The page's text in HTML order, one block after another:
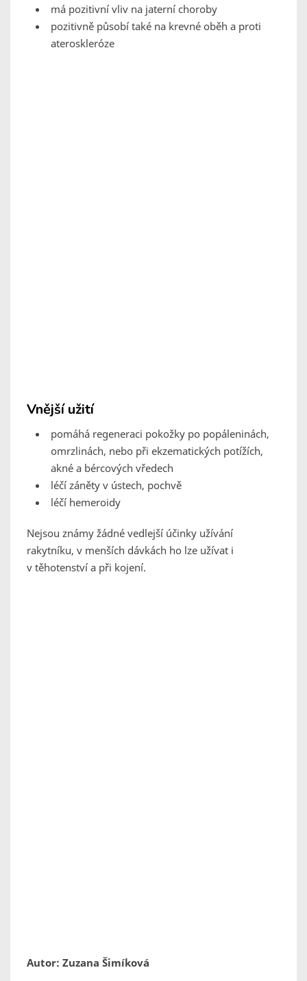
má pozitivní vliv na jaterní choroby
pozitivně působí také na krevné oběh a proti
ateroskleróze
Vnější užití
pomáhá regeneraci pokožky po popáleninách,
omrzlinách, nebo při ekzematických potížích,
akné a bércových vředech
léčí záněty v ústech, pochvě
léčí hemeroidy
Nejsou známy žádné vedlejší účinky užívání
rakytníku, v menších dávkách ho lze užívat i
v těhotenství a při kojení.
Autor: Zuzana Šimíková